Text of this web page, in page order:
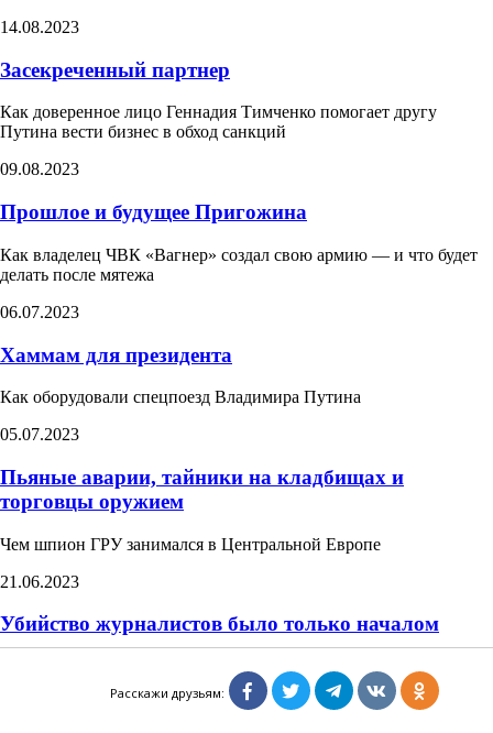
Расскажи друзьям:
14.08.2023
Засекреченный партнер
Как доверенное лицо Геннадия Тимченко помогает другу
Путина вести бизнес в обход санкций
09.08.2023
Прошлое и будущее Пригожина
Как владелец ЧВК «Вагнер» создал свою армию — и что будет
делать после мятежа​
06.07.2023
Хаммам для президента​
Как оборудовали спецпоезд Владимира Путина​
05.07.2023
Пьяные аварии, тайники на кладбищах и
торговцы оружием
Чем шпион ГРУ занимался в Центральной Европе
21.06.2023
Убийство журналистов было только началом